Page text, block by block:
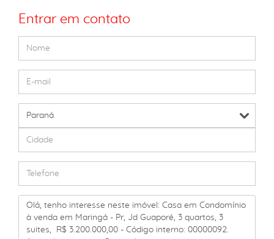
Entrar em contato